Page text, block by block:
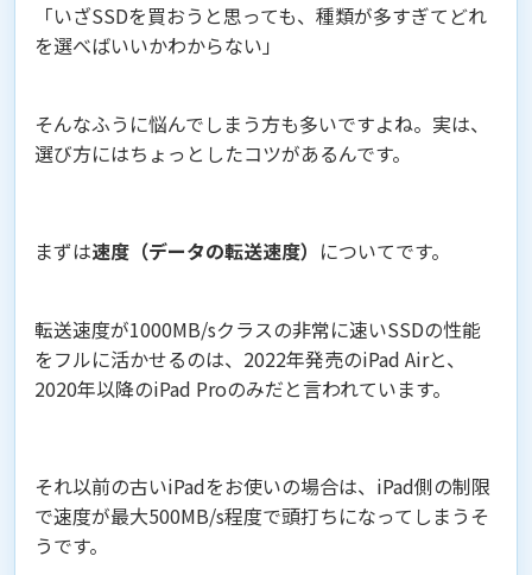
「いざSSDを買おうと思っても、種類が多すぎてどれ
を選べばいいかわからない」
そんなふうに悩んでしまう方も多いですよね。実は、
選び方にはちょっとしたコツがあるんです。
まずは速度（データの転送速度） についてです。
転送速度が1000MB/sクラスの非常に速いSSDの性能
をフルに活かせるのは、2022年発売のiPad Airと、
2020年以降のiPad Proのみだと言われています。
それ以前の古いiPadをお使いの場合は、iPad側の制限
で速度が最大500MB/s程度で頭打ちになってしまうそ
うです。